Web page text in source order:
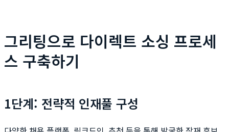
그리팅으로 다이렉트 소싱 프로세
스 구축하기
1단계: 전략적 인재풀 구성